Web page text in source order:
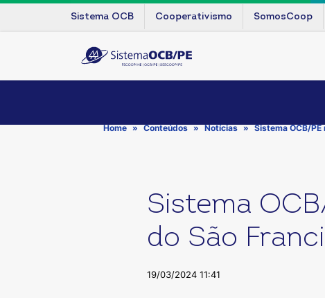
Sistema OCB Cooperativismo SomosCoop
Home Conteúdos Notícias Sistema OCB/
Sistema
do São
19/03/2024 11:41